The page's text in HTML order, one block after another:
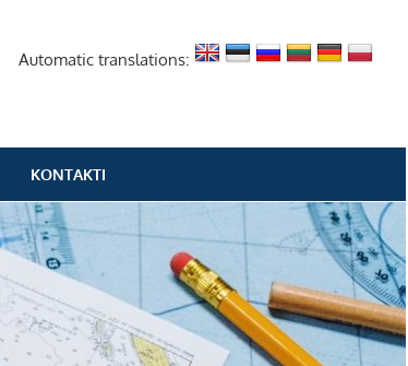
Automatic translations:
KONTAKTI